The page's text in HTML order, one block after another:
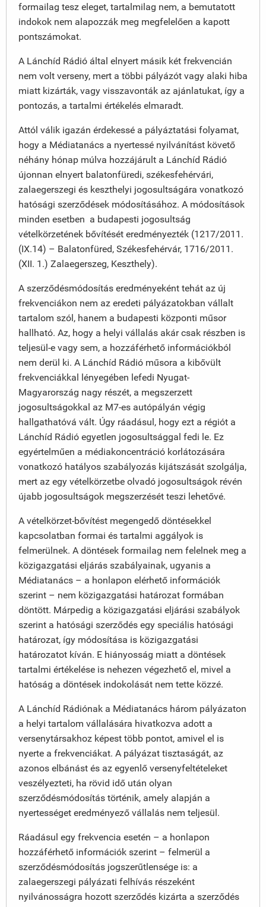
formailag tesz eleget, tartalmilag nem, a bemutatott
indokok nem alapozzák meg megfelelően a kapott
pontszámokat.
A Lánchíd Rádió által elnyert másik két frekvencián
nem volt verseny, mert a többi pályázót vagy alaki hiba
miatt kizárták, vagy visszavonták az ajánlatukat, így a
pontozás, a tartalmi értékelés elmaradt.
Attól válik igazán érdekessé a pályáztatási folyamat,
hogy a Médiatanács a nyertessé nyilvánítást követő
néhány hónap múlva hozzájárult a Lánchíd Rádió
újonnan elnyert balatonfüredi, székesfehérvári,
zalaegerszegi és keszthelyi jogosultságára vonatkozó
hatósági szerződések módosításához. A módosítások
minden esetben a budapesti jogosultság
vételkörzetének bővítését eredményezték (1217/2011.
(IX.14) – Balatonfüred, Székesfehérvár, 1716/2011.
(XII. 1.) Zalaegerszeg, Keszthely).
A szerződésmódosítás eredményeként tehát az új
frekvenciákon nem az eredeti pályázatokban vállalt
tartalom szól, hanem a budapesti központi műsor
hallható. Az, hogy a helyi vállalás akár csak részben is
teljesül-e vagy sem, a hozzáférhető információkból
nem derül ki. A Lánchíd Rádió műsora a kibővült
frekvenciákkal lényegében lefedi Nyugat-
Magyarország nagy részét, a megszerzett
jogosultságokkal az M7-es autópályán végig
hallgathatóvá vált. Úgy ráadásul, hogy ezt a régiót a
Lánchíd Rádió egyetlen jogosultsággal fedi le. Ez
egyértelműen a médiakoncentráció korlátozására
vonatkozó hatályos szabályozás kijátszását szolgálja,
mert az egy vételkörzetbe olvadó jogosultságok révén
újabb jogosultságok megszerzését teszi lehetővé.
A vételkörzet-bővítést megengedő döntésekkel
kapcsolatban formai és tartalmi aggályok is
felmerülnek. A döntések formailag nem felelnek meg a
közigazgatási eljárás szabályainak, ugyanis a
Médiatanács – a honlapon elérhető információk
szerint – nem közigazgatási határozat formában
döntött. Márpedig a közigazgatási eljárási szabályok
szerint a hatósági szerződés egy speciális hatósági
határozat, így módosítása is közigazgatási
határozatot kíván. E hiányosság miatt a döntések
tartalmi értékelése is nehezen végezhető el, mivel a
hatóság a döntések indokolását nem tette közzé.
A Lánchíd Rádiónak a Médiatanács három pályázaton
a helyi tartalom vállalására hivatkozva adott a
versenytársakhoz képest több pontot, amivel el is
nyerte a frekvenciákat. A pályázat tisztaságát, az
azonos elbánást és az egyenlő versenyfeltételeket
veszélyezteti, ha rövid idő után olyan
szerződésmódosítás történik, amely alapján a
nyertességet eredményező vállalás nem teljesül.
Ráadásul egy frekvencia esetén – a honlapon
hozzáférhető információk szerint – felmerül a
szerződésmódosítás jogszerűtlensége is: a
zalaegerszegi pályázati felhívás részeként
nyilvánosságra hozott szerződés kizárta a szerződés